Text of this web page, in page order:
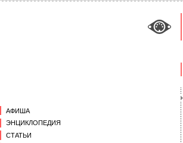
АФИША
ЭНЦИКЛОПЕДИЯ
СТАТЬИ